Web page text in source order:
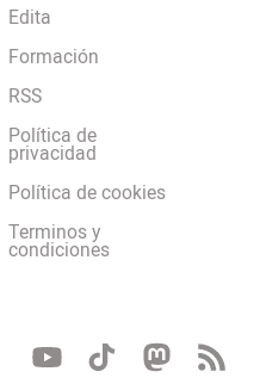
Edita
Formación
RSS
Política de
privacidad
Política de cookies
Terminos y
condiciones